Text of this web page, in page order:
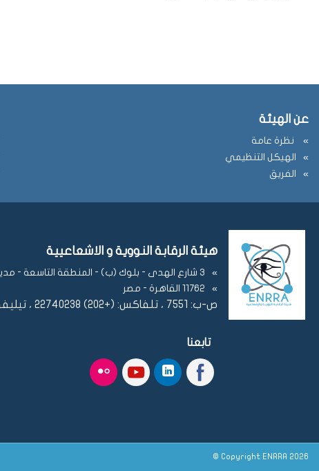
عن الهيئة
نظرة عامة
الهيكل التنظيمي
الفريق
هيئة الرقابة النووية و الاشعاعيية
3 شارع الهدى - بلوك (ب) - المنطقة التاسعة - مدينة نصر
11762 القاهرة - مصر
ص-ب: 7551 ، تلفاكس: (+202) 22740238 ، تيليفون: (+202) 22728829
تابعنا
Copyright ENRRA 2026 ©